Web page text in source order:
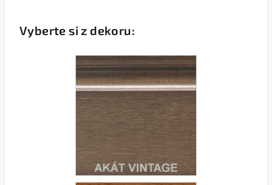
Vyberte si z dekoru: